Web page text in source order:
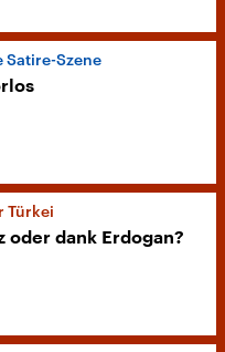
Satire-Szene
Türkei
oder dank Erdogan?